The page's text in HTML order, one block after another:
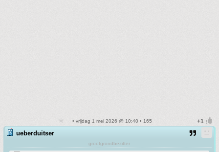
• vrijdag 1 mei 2026 @ 10:40 • 165
ueberduitser
grootgrondbezitter